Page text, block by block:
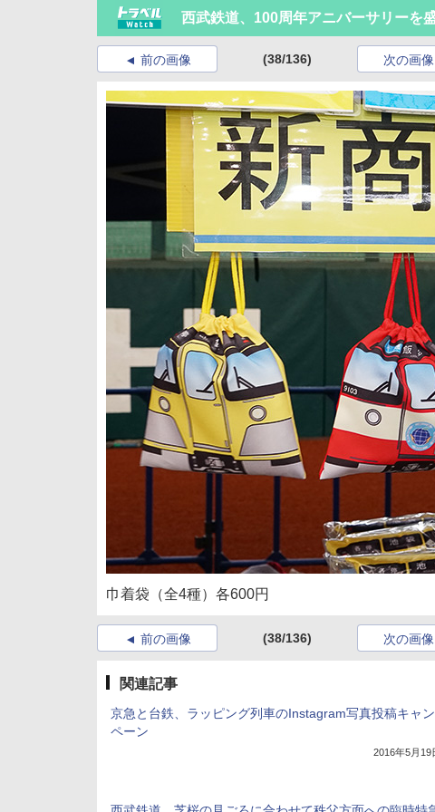
西武鉄道、100周年アニバーサリーを
前の画像 (38/136) 次の画像
巾着袋（全4種）各600円
前の画像 (38/136) 次の画像
関連記事
京急と台鉄、ラッピング列車のInstagram写真投稿キャン
ペーン
2016年5月19